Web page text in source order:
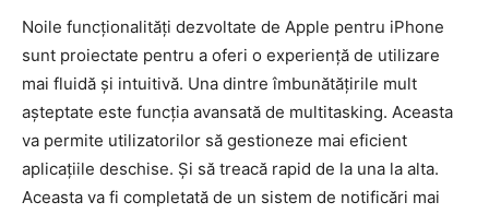
Noile funcționalități dezvoltate de Apple pentru iPhone
sunt proiectate pentru a oferi o experiență de utilizare
mai fluidă și intuitivă. Una dintre îmbunătățirile mult
așteptate este funcția avansată de multitasking. Aceasta
va permite utilizatorilor să gestioneze mai eficient
aplicațiile deschise. Și să treacă rapid de la una la alta.
Aceasta va fi completată de un sistem de notificări mai